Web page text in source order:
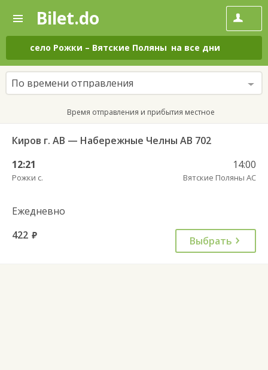
—
Поиск
и
покупка
билетов
на
автобус
онлайн
Bilet.do
село Рожки – Вятские Поляны на все дни
По времени отправления
Время отправления и прибытия местное
Киров г. АВ — Набережные Челны АВ 702
12:21
Рожки с.
14:00
Вятские Поляны АС
Ежедневно
422 руб. Выбрать